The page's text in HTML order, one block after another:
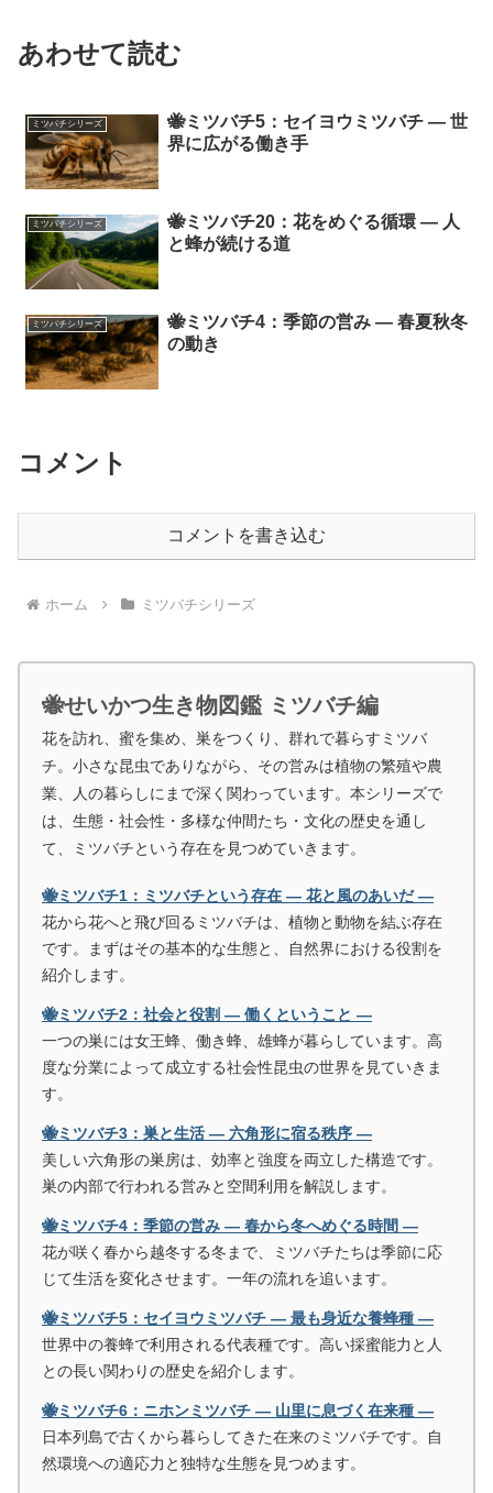
あわせて読む
ミツバチシリーズ
🐝ミツバチ5：セイヨウミツバチ ― 世
界に広がる働き手
ミツバチシリーズ
🐝ミツバチ20：花をめぐる循環 ― 人
と蜂が続ける道
ミツバチシリーズ
🐝ミツバチ4：季節の営み ― 春夏秋冬
の動き
コメント
コメントを書き込む
ホーム ミツバチシリーズ
🐝せいかつ生き物図鑑 ミツバチ編
花を訪れ、蜜を集め、巣をつくり、群れで暮らすミツバ
チ。小さな昆虫でありながら、その営みは植物の繁殖や農
業、人の暮らしにまで深く関わっています。本シリーズで
は、生態・社会性・多様な仲間たち・文化の歴史を通し
て、ミツバチという存在を見つめていきます。
🐝ミツバチ1：ミツバチという存在 ― 花と風のあいだ ―
花から花へと飛び回るミツバチは、植物と動物を結ぶ存在
です。まずはその基本的な生態と、自然界における役割を
紹介します。
🐝ミツバチ2：社会と役割 ― 働くということ ―
一つの巣には女王蜂、働き蜂、雄蜂が暮らしています。高
度な分業によって成立する社会性昆虫の世界を見ていきま
す。
🐝ミツバチ3：巣と生活 ― 六角形に宿る秩序 ―
美しい六角形の巣房は、効率と強度を両立した構造です。
巣の内部で行われる営みと空間利用を解説します。
🐝ミツバチ4：季節の営み ― 春から冬へめぐる時間 ―
花が咲く春から越冬する冬まで、ミツバチたちは季節に応
じて生活を変化させます。一年の流れを追います。
🐝ミツバチ5：セイヨウミツバチ ― 最も身近な養蜂種 ―
世界中の養蜂で利用される代表種です。高い採蜜能力と人
との長い関わりの歴史を紹介します。
🐝ミツバチ6：ニホンミツバチ ― 山里に息づく在来種 ―
日本列島で古くから暮らしてきた在来のミツバチです。自
然環境への適応力と独特な生態を見つめます。